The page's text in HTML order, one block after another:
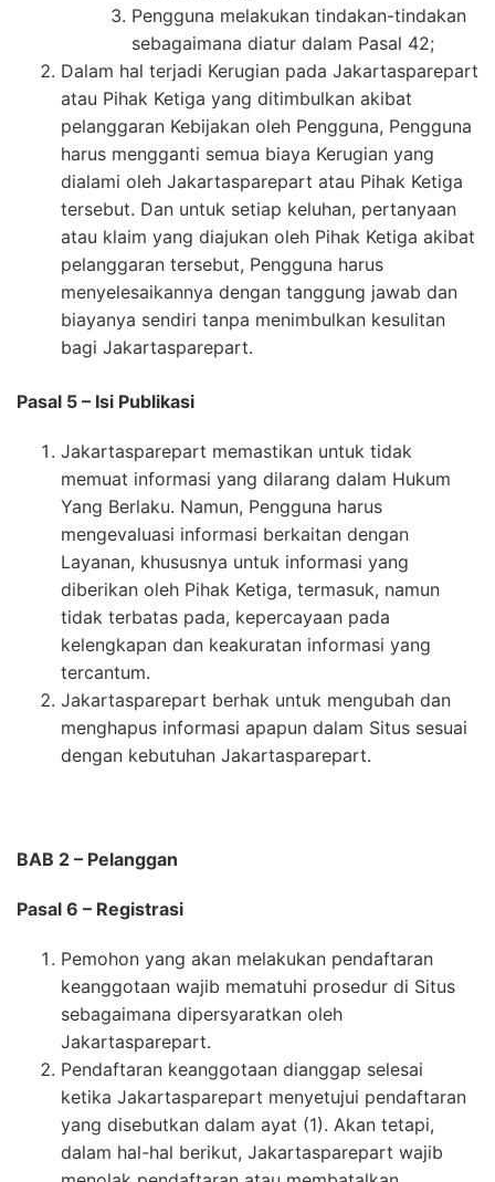
Pengguna melakukan tindakan-tindakan
sebagaimana diatur dalam Pasal 42;
Dalam hal terjadi Kerugian pada Jakartasparepart
atau Pihak Ketiga yang ditimbulkan akibat
pelanggaran Kebijakan oleh Pengguna, Pengguna
harus mengganti semua biaya Kerugian yang
dialami oleh Jakartasparepart atau Pihak Ketiga
tersebut. Dan untuk setiap keluhan, pertanyaan
atau klaim yang diajukan oleh Pihak Ketiga akibat
pelanggaran tersebut, Pengguna harus
menyelesaikannya dengan tanggung jawab dan
biayanya sendiri tanpa menimbulkan kesulitan
bagi Jakartasparepart.
Pasal 5 – Isi Publikasi
Jakartasparepart memastikan untuk tidak
memuat informasi yang dilarang dalam Hukum
Yang Berlaku. Namun, Pengguna harus
mengevaluasi informasi berkaitan dengan
Layanan, khususnya untuk informasi yang
diberikan oleh Pihak Ketiga, termasuk, namun
tidak terbatas pada, kepercayaan pada
kelengkapan dan keakuratan informasi yang
tercantum.
Jakartasparepart berhak untuk mengubah dan
menghapus informasi apapun dalam Situs sesuai
dengan kebutuhan Jakartasparepart.
BAB 2 – Pelanggan
Pasal 6 – Registrasi
Pemohon yang akan melakukan pendaftaran
keanggotaan wajib mematuhi prosedur di Situs
sebagaimana dipersyaratkan oleh
Jakartasparepart.
Pendaftaran keanggotaan dianggap selesai
ketika Jakartasparepart menyetujui pendaftaran
yang disebutkan dalam ayat (1). Akan tetapi,
dalam hal-hal berikut, Jakartasparepart wajib